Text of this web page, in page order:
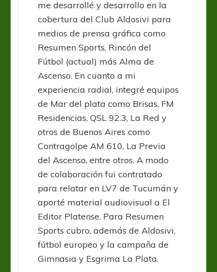
me desarrollé y desarrollo en la
cobertura del Club Aldosivi para
medios de prensa gráfica como
Resumen Sports, Rincón del
Fútbol (actual) más Alma de
Ascenso. En cuanto a mi
experiencia radial, integré equipos
de Mar del plata como Brisas, FM
Residencias, QSL 92.3, La Red y
otros de Buenos Aires como
Contragolpe AM 610, La Previa
del Ascenso, entre otros. A modo
de colaboración fui contratado
para relatar en LV7 de Tucumán y
aporté material audiovisual a El
Editor Platense. Para Resumen
Sports cubro, además de Aldosivi,
fútbol europeo y la campaña de
Gimnasia y Esgrima La Plata.